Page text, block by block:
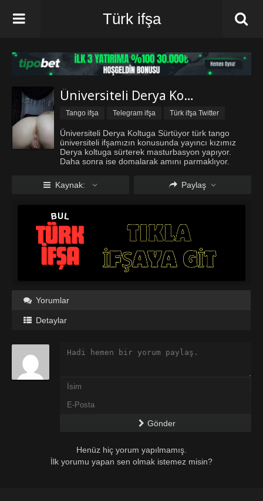
Türk ifşa
Üniversiteli Derya Koltuga Sürtüyor
Tango ifşa Telegram ifşa Türk ifşa Twitter
Türk ifşa vk Üniversiteli ifşa
Üniversiteli Derya Koltuga Sürtüyor türk tango
üniversiteli ifşamızın konusunda yayıncı kızımız
Derya koltuga sürterek masturbasyon yapıyor.
Daha sonra ise domalarak amını parmaklıyor.
Kaynak:
Paylaş
Yorumlar
Detaylar
Gönder
Henüz hiç yorum yapılmamış.
İlk yorumu yapan sen olmak istemez misin?